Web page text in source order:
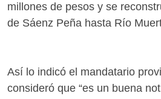
millones de pesos y se
de Sáenz Peña hasta Río
Así lo indicó el mandatario
consideró que “es un buena